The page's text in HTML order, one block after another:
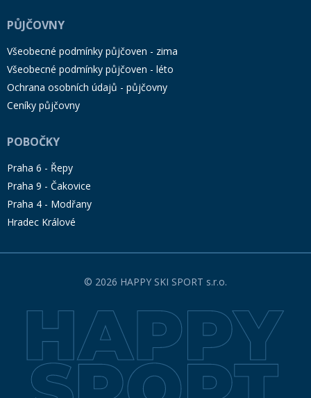
PŮJČOVNY
Všeobecné podmínky půjčoven - zima
Všeobecné podmínky půjčoven - léto
Ochrana osobních údajů - půjčovny
Ceníky půjčovny
POBOČKY
Praha 6 - Řepy
Praha 9 - Čakovice
Praha 4 - Modřany
Hradec Králové
© 2026 HAPPY SKI SPORT s.r.o.